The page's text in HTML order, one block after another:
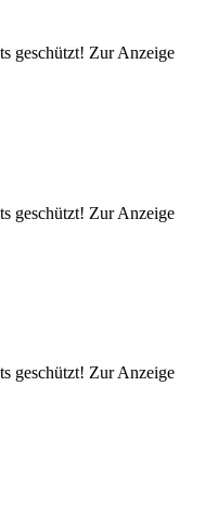
geschützt! Zur Anzeige
geschützt! Zur Anzeige
geschützt! Zur Anzeige